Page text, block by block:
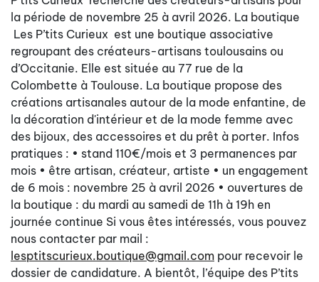
la période de novembre 25 à avril 2026. La boutique
Les P’tits Curieux est une boutique associative
regroupant des créateurs-artisans toulousains ou
d’Occitanie. Elle est située au 77 rue de la
Colombette à Toulouse. La boutique propose des
créations artisanales autour de la mode enfantine, de
la décoration d'intérieur et de la mode femme avec
des bijoux, des accessoires et du prêt à porter. Infos
pratiques : • stand 110€/mois et 3 permanences par
mois • être artisan, créateur, artiste • un engagement
de 6 mois : novembre 25 à avril 2026 • ouvertures de
la boutique : du mardi au samedi de 11h à 19h en
journée continue Si vous êtes intéressés, vous pouvez
nous contacter par mail :
lesptitscurieux.boutique@gmail.com pour recevoir le
dossier de candidature. A bientôt, l’équipe des P’tits